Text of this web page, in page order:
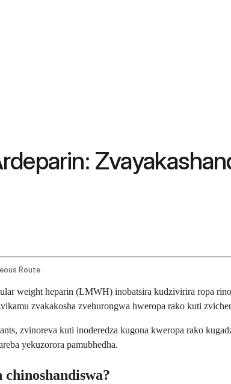
Route
weight heparin (LMWH) inobatsira kudzivirira ropa
zvakakosha zvehurongwa hweropa rako kuti
zvinoreva kuti inoderedza kugona kweropa rako
yekuzorora pamubhedha.